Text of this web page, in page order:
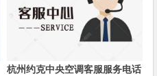
杭州约克中央空调客服服务电话